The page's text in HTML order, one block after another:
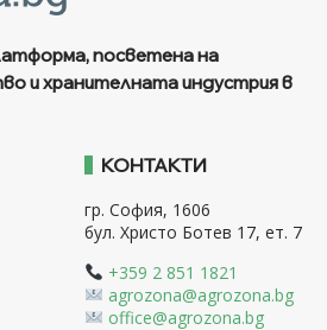
посветена на
и хранителната индустрия в
КОНТАКТИ
гр. София, 1606
бул. Христо Ботев 17, ет. 7
+359 2 851 1821
agrozona@agrozona.bg
office@agrozona.bg